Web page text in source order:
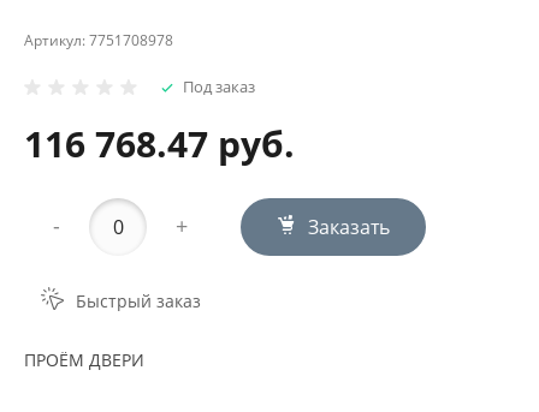
Артикул:7751708978
Под заказ
116 768.47 руб.
- + Заказать
Быстрый заказ
ПРОЁМ ДВЕРИ